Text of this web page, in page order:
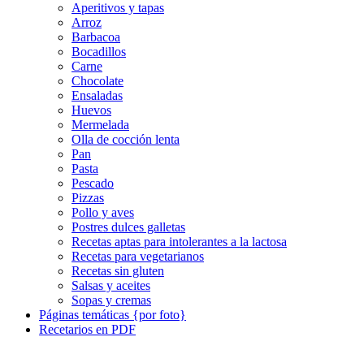
Aperitivos y tapas
Arroz
Barbacoa
Bocadillos
Carne
Chocolate
Ensaladas
Huevos
Mermelada
Olla de cocción lenta
Pan
Pasta
Pescado
Pizzas
Pollo y aves
Postres dulces galletas
Recetas aptas para intolerantes a la lactosa
Recetas para vegetarianos
Recetas sin gluten
Salsas y aceites
Sopas y cremas
Páginas temáticas {por foto}
Recetarios en PDF